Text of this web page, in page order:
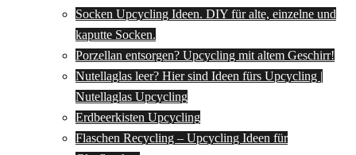
Socken Upcycling Ideen. DIY für alte, einzelne und
kaputte Socken.
Porzellan entsorgen? Upcycling mit altem Geschirr!
Nutellaglas leer? Hier sind Ideen fürs Upcycling |
Nutellaglas Upcycling
Erdbeerkisten Upcycling
Flaschen Recycling – Upcycling Ideen für